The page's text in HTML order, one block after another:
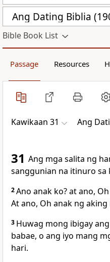
Ang Dating Biblia
Bible Book List
Passage Resources
Kawikaan 31 Ang
31 Ang mga salita ng
sanggunian na itinuro sa
2Ano anak ko? at ano,
At ano, Oh anak ng
3 Huwag mong ibigay
babae, o ang iyo mang
hari.